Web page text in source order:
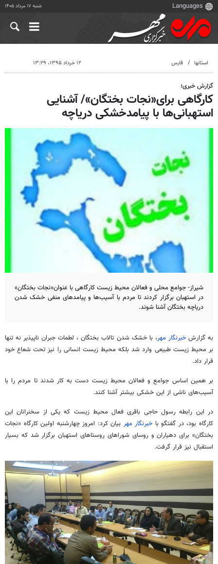
شنبه ۱۷ مرداد ۱۴۰۵
استانها فارس ۱۲ خرداد ۱۳۹۵، ۱۳:۲۹
گزارش خبری؛
کارگاهی برای«نجات بختگان»/ آشنایی
استهبانی‌ها با پیامدخشکی دریاچه
شیراز- جوامع محلی و فعالان محیط زیست کارگاهی با عنوان«نجات بختگان»
در استهبان برگزار کردند تا مردم با آسیب‌ها و پیامدهای منفی خشک شدن
دریاچه بختگان آشنا شوند.
به گزارشخبرنگار مهر، با خشک شدن تالاب بختگان ، لطمات جبران ناپیذیر نه تنها
بر محیط زیست طبیعی وارد شد بلکه محیط زیست انسانی را نیز تحت شعاع خود
قرار داد.
بر همین اساس جوامع و فعالان محیط زیست دست به کار شدند تا مردم را با
آسیب‌های ناشی از این خشکی بیشتر آشنا کنند.
در این رابطه رسول حاجی باقری فعال محیط زیست که یکی از سخنرانان این
کارگاه بود، در گفتگو با خبرنگار مهر بیان کرد: امروز چهارشنبه اولین کارگاه «نجات
بختگان» برای دهیاران و روسای شوراهای روستاهای استهبان برگزار شد که بسیار
استقبال نیز قرار گرفت.